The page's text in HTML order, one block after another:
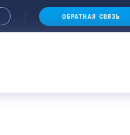
ОБРАТНАЯ СВЯЗЬ